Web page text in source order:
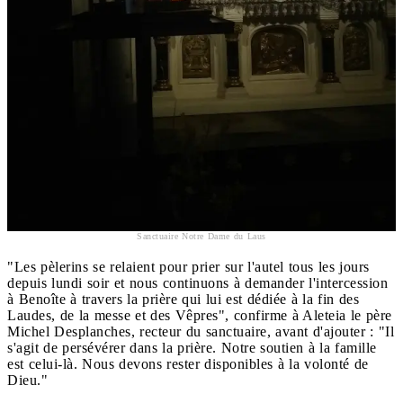
Sanctuaire Notre Dame du Laus
"Les pèlerins se relaient pour prier sur l'autel tous les jours
depuis lundi soir et nous continuons à demander l'intercession
à Benoîte à travers la prière qui lui est dédiée à la fin des
Laudes, de la messe et des Vêpres", confirme à Aleteia le père
Michel Desplanches, recteur du sanctuaire, avant d'ajouter : "Il
s'agit de persévérer dans la prière. Notre soutien à la famille
est celui-là. Nous devons rester disponibles à la volonté de
Dieu."